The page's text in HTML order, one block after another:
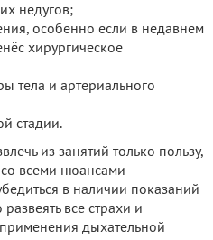
недугов;
особенно если в недавнем
хирургическое
тела и артериального
стадии.
из занятий только пользу,
со всеми нюансами
в наличии показаний
все страхи и
применения дыхательной